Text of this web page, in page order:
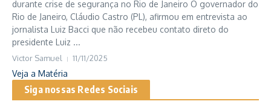
durante crise de segurança no Rio de Janeiro O governador do
Rio de Janeiro, Cláudio Castro (PL), afirmou em entrevista ao
jornalista Luiz Bacci que não recebeu contato direto do
presidente Luiz ...
Victor Samuel 11/11/2025
Veja a Matéria
Siga nossas Redes Sociais